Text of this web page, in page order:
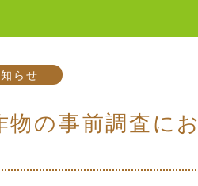
らせ
物の事前調査に